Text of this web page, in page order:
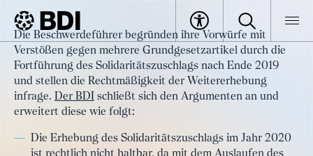
BDI Artikel
Artikel
Verfassungsbeschwerde gegen
die Weitererhebung des
Solidaritätszuschlags
Die Beschwerdeführer begründen ihre Vorwürfe mit
Verstößen gegen mehrere Grundgesetzartikel durch die
Fortführung des Solidaritätszuschlags nach Ende 2019
und stellen die Rechtmäßigkeit der Weitererhebung
infrage. Der BDI schließt sich den Argumenten an und
erweitert diese wie folgt:
Die Erhebung des Solidaritätszuschlags im Jahr 2020